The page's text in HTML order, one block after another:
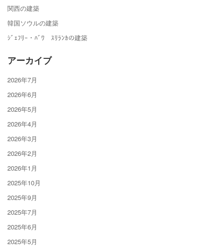
関西の建築
韓国ソウルの建築
ｼﾞｪﾌﾘｰ・ﾊﾞﾜ ｽﾘﾗﾝｶの建築
アーカイブ
2026年7月
2026年6月
2026年5月
2026年4月
2026年3月
2026年2月
2026年1月
2025年10月
2025年9月
2025年7月
2025年6月
2025年5月